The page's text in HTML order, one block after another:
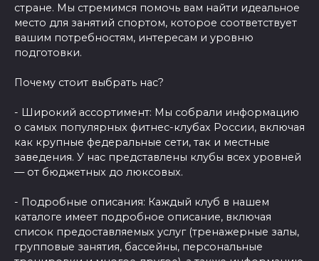
стране. Мы стремимся помочь вам найти идеальное
место для занятий спортом, которое соответствует
вашим потребностям, интересам и уровню
подготовки.
Почему стоит выбрать нас?
- Широкий ассортимент: Мы собрали информацию
о самых популярных фитнес-клубах России, включая
как крупные федеральные сети, так и местные
заведения. У нас представлены клубы всех уровней
— от бюджетных до люксовых.
- Подробные описания: Каждый клуб в нашем
каталоге имеет подробное описание, включая
список предоставляемых услуг (тренажерные залы,
групповые занятия, бассейны, персональные